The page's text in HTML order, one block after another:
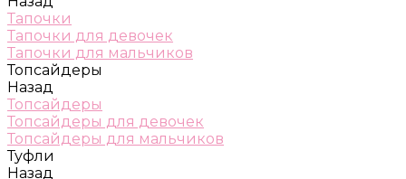
Тапочки
Тапочки для девочек
Тапочки для мальчиков
Топсайдеры
Назад
Топсайдеры
Топсайдеры для девочек
Топсайдеры для мальчиков
Туфли
Назад